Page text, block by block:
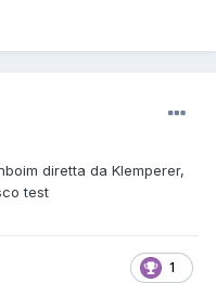
diretta da Klemperer,
test
1